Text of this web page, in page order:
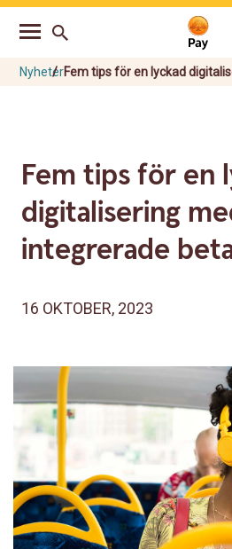
Go
navigation
Skip
NyheterFem tips för en lyckad
Fem tips för en
digitalisering
integrerade
16 OKTOBER, 2023